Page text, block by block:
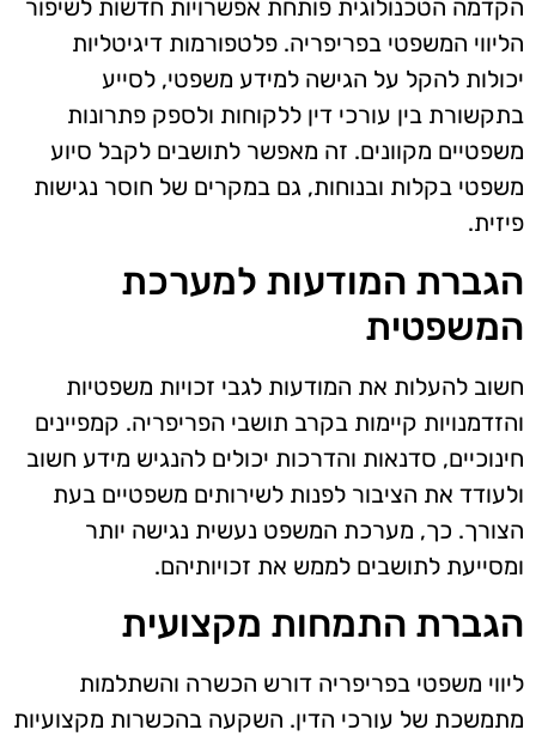
הקדמה הטכנולוגית פותחת אפשרויות חדשות לשיפור
הליווי המשפטי בפריפריה. פלטפורמות דיגיטליות
יכולות להקל על הגישה למידע משפטי, לסייע
בתקשורת בין עורכי דין ללקוחות ולספק פתרונות
משפטיים מקוונים. זה מאפשר לתושבים לקבל סיוע
משפטי בקלות ובנוחות, גם במקרים של חוסר נגישות
פיזית.
הגברת המודעות למערכת
המשפטית
חשוב להעלות את המודעות לגבי זכויות משפטיות
והזדמנויות קיימות בקרב תושבי הפריפריה. קמפיינים
חינוכיים, סדנאות והדרכות יכולים להנגיש מידע חשוב
ולעודד את הציבור לפנות לשירותים משפטיים בעת
הצורך. כך, מערכת המשפט נעשית נגישה יותר
ומסייעת לתושבים לממש את זכויותיהם.
הגברת התמחות מקצועית
ליווי משפטי בפריפריה דורש הכשרה והשתלמות
מתמשכת של עורכי הדין. השקעה בהכשרות מקצועיות